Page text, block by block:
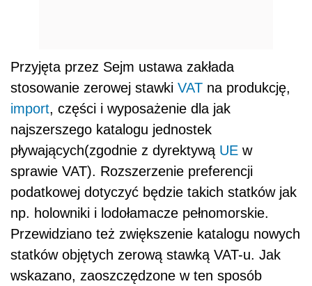
Przyjęta przez Sejm ustawa zakłada
stosowanie zerowej stawki VAT na produkcję,
import, części i wyposażenie dla jak
najszerszego katalogu jednostek
pływających(zgodnie z dyrektywą UE w
sprawie VAT). Rozszerzenie preferencji
podatkowej dotyczyć będzie takich statków jak
np. holowniki i lodołamacze pełnomorskie.
Przewidziano też zwiększenie katalogu nowych
statków objętych zerową stawką VAT-u. Jak
wskazano, zaoszczędzone w ten sposób